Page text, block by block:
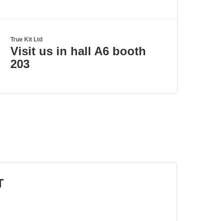
True Kit Ltd
Visit us in hall A6 booth
203